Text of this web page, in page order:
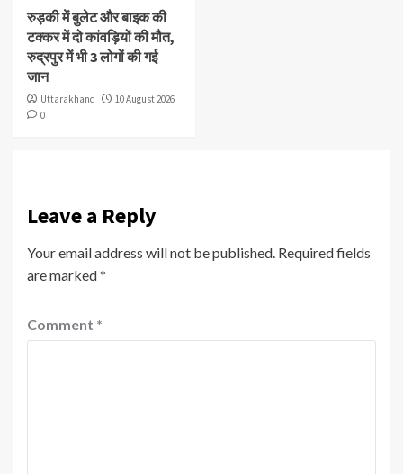
रुड़की में बुलेट और बाइक की
टक्कर में दो कांवड़ियों की मौत,
रुद्रपुर में भी 3 लोगों की गई
जान
Uttarakhand
10 August 2026
0
Leave a Reply
Your email address will not be published. Required fields
are marked*
Comment *